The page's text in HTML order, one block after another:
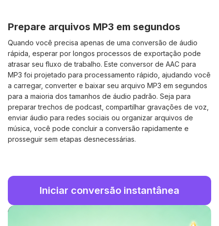
Prepare arquivos MP3 em segundos
Quando você precisa apenas de uma conversão de áudio
rápida, esperar por longos processos de exportação pode
atrasar seu fluxo de trabalho. Este conversor de AAC para
MP3 foi projetado para processamento rápido, ajudando você
a carregar, converter e baixar seu arquivo MP3 em segundos
para a maioria dos tamanhos de áudio padrão. Seja para
preparar trechos de podcast, compartilhar gravações de voz,
enviar áudio para redes sociais ou organizar arquivos de
música, você pode concluir a conversão rapidamente e
prosseguir sem etapas desnecessárias.
Iniciar conversão instantânea